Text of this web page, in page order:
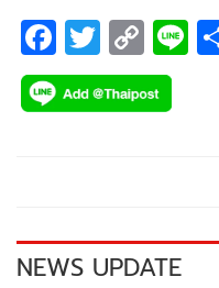
F
ac
e
k
T
wi
tt
C
o
p
k
Li
NEWS UPDATE